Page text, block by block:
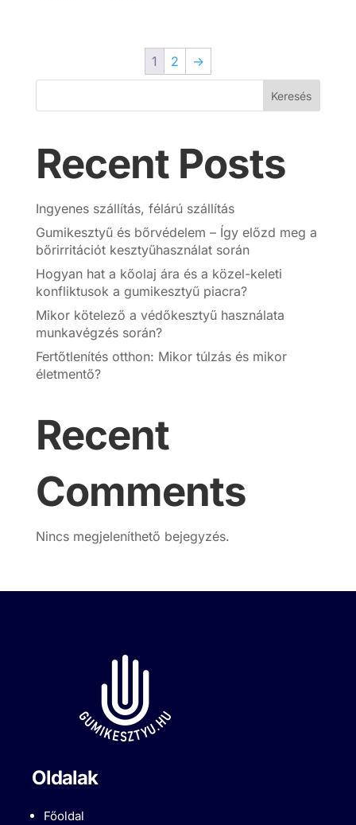
1 2 →
Keresés
Recent Posts
Ingyenes szállítás, félárú szállítás
Gumikesztyű és bőrvédelem – Így előzd meg a
bőrirritációt kesztyűhasználat során
Hogyan hat a kőolaj ára és a közel-keleti
konfliktusok a gumikesztyű piacra?
Mikor kötelező a védőkesztyű használata
munkavégzés során?
Fertőtlenítés otthon: Mikor túlzás és mikor
életmentő?
Recent
Comments
Nincs megjeleníthető bejegyzés.
Oldalak
Főoldal